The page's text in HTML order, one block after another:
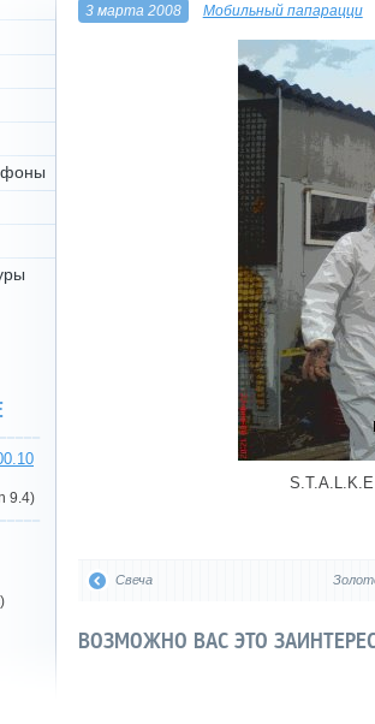
3 марта 2008 Мобильный папарацци
Свеча
ВОЗМОЖНО ВАС ЭТО
9.4)